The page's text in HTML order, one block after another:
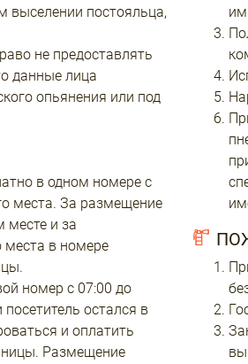
выселении постояльца,
не предоставлять
данные лица
опьянения или под
в одном номере с
места. За размещение
месте и за
места в номере
номер с 07:00 до
остался в
и оплатить
Размещение